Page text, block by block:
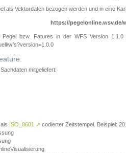
als Vektordaten bezogen werden und in eine
https://pegelonline.wsv.de/
bzw. Fatures in der WFS Version
wfs?version=1.0.0
mitgeliefert:
ISO_8601 ↗ codierter Zeitstempel. Beispiel: